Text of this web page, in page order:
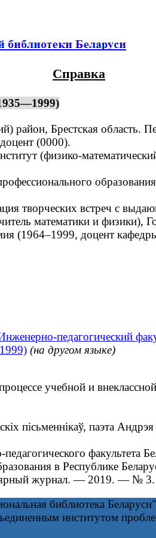
Справка
Брестская область.
(0000).
(физико-
творческих встреч с
математики и физики),
(1964–1999, доцент
педагогический
(на другом языке)
учебной и
паэта Андрэя
факультета
в Республике
журнал. — 2019. — №
библиотека
институтом